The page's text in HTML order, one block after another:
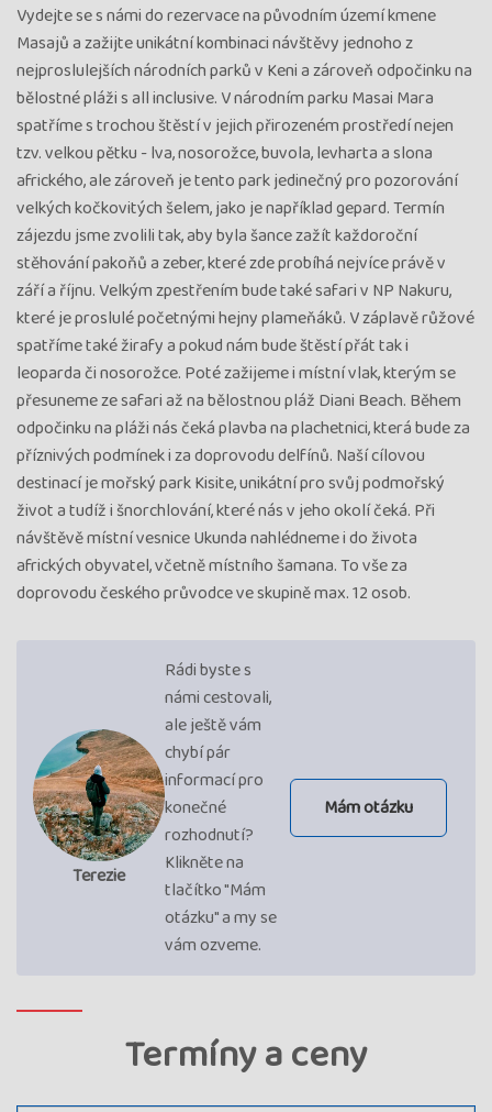
Vydejte se s námi do rezervace na původním území kmene
Masajů a zažijte unikátní kombinaci návštěvy jednoho z
nejproslulejších národních parků v Keni a zároveň odpočinku na
bělostné pláži s all inclusive. V národním parku Masai Mara
spatříme s trochou štěstí v jejich přirozeném prostředí nejen
tzv. velkou pětku - lva, nosorožce, buvola, levharta a slona
afrického, ale zároveň je tento park jedinečný pro pozorování
velkých kočkovitých šelem, jako je například gepard. Termín
zájezdu jsme zvolili tak, aby byla šance zažít každoroční
stěhování pakoňů a zeber, které zde probíhá nejvíce právě v
září a říjnu. Velkým zpestřením bude také safari v NP Nakuru,
které je proslulé početnými hejny plameňáků. V záplavě růžové
spatříme také žirafy a pokud nám bude štěstí přát tak i
leoparda či nosorožce. Poté zažijeme i místní vlak, kterým se
přesuneme ze safari až na bělostnou pláž Diani Beach. Během
odpočinku na pláži nás čeká plavba na plachetnici, která bude za
příznivých podmínek i za doprovodu delfínů. Naší cílovou
destinací je mořský park Kisite, unikátní pro svůj podmořský
život a tudíž i šnorchlování, které nás v jeho okolí čeká. Při
návštěvě místní vesnice Ukunda nahlédneme i do života
afrických obyvatel, včetně místního šamana. To vše za
doprovodu českého průvodce ve skupině max. 12 osob.
Terezie
Rádi byste s
námi cestovali,
ale ještě vám
chybí pár
informací pro
konečné
rozhodnutí?
Klikněte na
tlačítko "Mám
otázku" a my se
vám ozveme.
Mám otázku
Termíny a ceny